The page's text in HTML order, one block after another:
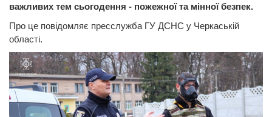
важливих тем сьогодення - пожежної та мінної безпек.
Про це повідомляє пресслужба ГУ ДСНС у Черкаській
області.